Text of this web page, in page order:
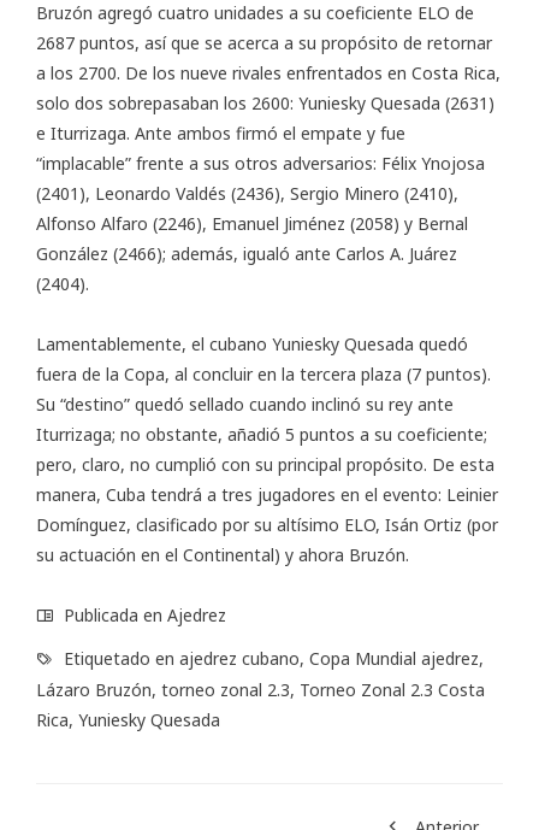
Bruzón agregó cuatro unidades a su coeficiente ELO de
2687 puntos, así que se acerca a su propósito de retornar
a los 2700. De los nueve rivales enfrentados en Costa Rica,
solo dos sobrepasaban los 2600: Yuniesky Quesada (2631)
e Iturrizaga. Ante ambos firmó el empate y fue
“implacable” frente a sus otros adversarios: Félix Ynojosa
(2401), Leonardo Valdés (2436), Sergio Minero (2410),
Alfonso Alfaro (2246), Emanuel Jiménez (2058) y Bernal
González (2466); además, igualó ante Carlos A. Juárez
(2404).
Lamentablemente, el cubano Yuniesky Quesada quedó
fuera de la Copa, al concluir en la tercera plaza (7 puntos).
Su “destino” quedó sellado cuando inclinó su rey ante
Iturrizaga; no obstante, añadió 5 puntos a su coeficiente;
pero, claro, no cumplió con su principal propósito. De esta
manera, Cuba tendrá a tres jugadores en el evento: Leinier
Domínguez, clasificado por su altísimo ELO, Isán Ortiz (por
su actuación en el Continental) y ahora Bruzón.
Publicada en Ajedrez
Etiquetado en ajedrez cubano, Copa Mundial ajedrez,
Lázaro Bruzón, torneo zonal 2.3, Torneo Zonal 2.3 Costa
Rica, Yuniesky Quesada